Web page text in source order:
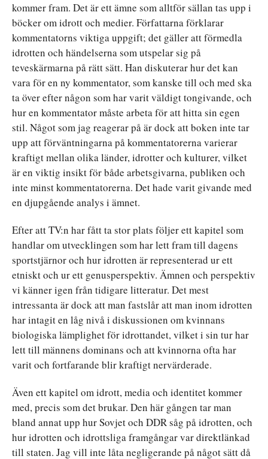
kommer fram. Det är ett ämne som alltför sällan tas upp i
böcker om idrott och medier. Författarna förklarar
kommentatorns viktiga uppgift; det gäller att förmedla
idrotten och händelserna som utspelar sig på
teveskärmarna på rätt sätt. Han diskuterar hur det kan
vara för en ny kommentator, som kanske till och med ska
ta över efter någon som har varit väldigt tongivande, och
hur en kommentator måste arbeta för att hitta sin egen
stil. Något som jag reagerar på är dock att boken inte tar
upp att förväntningarna på kommentatorerna varierar
kraftigt mellan olika länder, idrotter och kulturer, vilket
är en viktig insikt för både arbetsgivarna, publiken och
inte minst kommentatorerna. Det hade varit givande med
en djupgående analys i ämnet.
Efter att TV:n har fått ta stor plats följer ett kapitel som
handlar om utvecklingen som har lett fram till dagens
sportstjärnor och hur idrotten är representerad ur ett
etniskt och ur ett genusperspektiv. Ämnen och perspektiv
vi känner igen från tidigare litteratur. Det mest
intressanta är dock att man fastslår att man inom idrotten
har intagit en låg nivå i diskussionen om kvinnans
biologiska lämplighet för idrottandet, vilket i sin tur har
lett till männens dominans och att kvinnorna ofta har
varit och fortfarande blir kraftigt nervärderade.
Även ett kapitel om idrott, media och identitet kommer
med, precis som det brukar. Den här gången tar man
bland annat upp hur Sovjet och DDR såg på idrotten, och
hur idrotten och idrottsliga framgångar var direktlänkad
till staten. Jag vill inte låta negligerande på något sätt då